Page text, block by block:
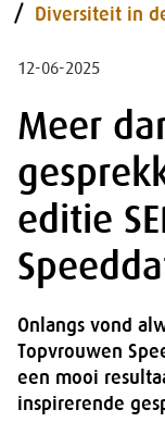
Diversiteit in
12-06-2025
Meer
editie
Onlangs vond
Topvrouwen
een mooi
inspirerende